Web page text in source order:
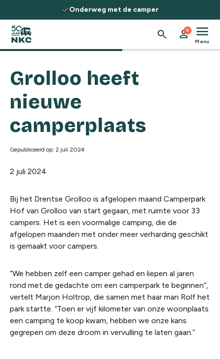
Spring naar de inhoud
checkOnderweg met de camper
search person
close menu
Menu
Grolloo heeft
nieuwe
camperplaats
Gepubliceerd op: 2 juli 2024
2 juli 2024
Bij het Drentse Grolloo is afgelopen maand Camperpark
Hof van Grolloo van start gegaan, met ruimte voor 33
campers. Het is een voormalige camping, die de
afgelopen maanden met onder meer verharding geschikt
is gemaakt voor campers.
“We hebben zelf een camper gehad en liepen al jaren
rond met de gedachte om een camperpark te beginnen”,
vertelt Marjon Holtrop, die samen met haar man Rolf het
park startte. “Toen er vijf kilometer van onze woonplaats
een camping te koop kwam, hebben we onze kans
gegrepen om deze droom in vervulling te laten gaan.”